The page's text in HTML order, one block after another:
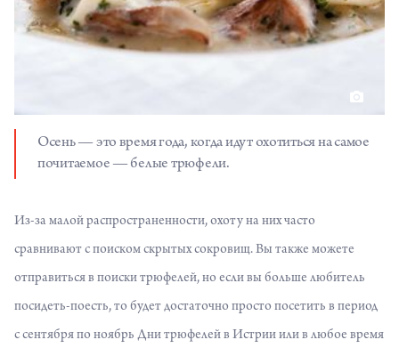
Осень — это время года, когда идут охотиться на самое
почитаемое — белые трюфели.
Из-за малой распространенности, охоту на них часто
сравнивают с поиском скрытых сокровищ. Вы также можете
отправиться в поиски трюфелей, но если вы больше любитель
посидеть-поесть, то будет достаточно просто посетить в период
с сентября по ноябрь Дни трюфелей в Истрии или в любое время